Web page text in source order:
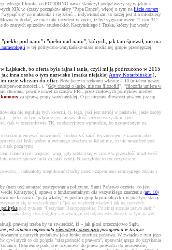
jednego filozofa, co PODOBNO nawet skończył podpaliwszy się w jakimś
XIX w. (czasy początków afery "Papa Dance", więcej o tym na liście nomen
się" na małżonka i się zabić... indywidualizm to raczej jest dla młodzieży
tu dodać, że miał taki incydent w życiu, iż był sygnatariuszem "Listu 34"
do znanych epizodów studenckich Kaczyńskiego i Tuska, którzy już wtedy
pod nami" i "niebo nad nami", których, jak tam śpiewał, nie ma
numerologii w tej polityczno-watykańsko-mass medialnej grupie przestępczej.
Łajskach, bo oferta była fajna i tania, czyli mi ją podrzucono w 2015
inna osoba o tym nazwisku (matka niejakiej Anny Kotarbińskiej),
razie wliczam do ofiar. Nota bene to rzekomo właśnie 4.10 (miałem nawet
"Gdy chodzi o łaskę, nie ma filozofii!", "filozofia umiera w
chowana, pewnie nawet za czasów PRL przez czołowych polityków niezbyt
komuny za sprawą grupy watykańskiej. O jej nieprawidłowości pisałem już np.
nie regulują tych kwestii, tj. tego, jaki jest ustrój w państwie, jakie osoby
— przecież tym właśnie jest niezawisłość: przede wszystkim tym
(tak w orzecznictwie TK, tendencyjnym wprawdzie, bo nastawionym na
domniemywać niewinność; trudno zaś karać wyrzuceniem z zawodu albo
tym akt łaski wobec niewinnego uważam za kalumnię, co nie może być pod
a tak poza tym:
nabiera tym większej wagi, gdy oddala się w czasie w przeszłość możliwość
wstecz sprawę łaski za jakiś czyn). Niszczyłoby to też oczywiście
i należałoby uregulować choćby przez uzupełnienie istniejącego zdania i
też) umarzać postępowania policyjne. Sami Państwo oceńcie, co jest
Konstytucji, sprawą o fundamentalnym dla wszystkiego znaczeniu (art. 10)
lansować "piątą władzę" w postaci grup kryminalnych i w praktyce stanąć
się ze wszystkiego" i "jak największej władzy i jak najszerszych
polityka pod tytułem "Prezydent Rzeczpospolitej Polskiej stosuje prawo łaski"
najbardziej ktoś mógłby się wymigać od odpowiedzialności, w tym nawet
prawnej trzeba by tu stwierdzić, iż – jak głosi orzecznictwo Sądu
jest uznaniu odpowiada równoległy obowiązekpostąpienia w każdym
z naszych podatków jako funkcjonariusz państwa. W związku z tym jego
cywilnych co do pojęcia "niezgodność z prawem", uprawniającego do uzyskania
Odmienne podejście rozumowe do prawa prowadzi do nonsensów;